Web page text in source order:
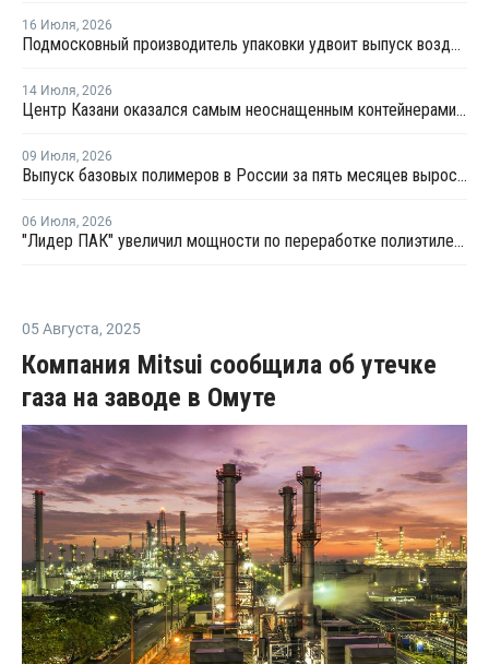
16 Июля, 2026
Подмосковный производитель упаковки удвоит выпуск воздушно-пузырчатой пленки до 30 млн кв. метров в год
14 Июля, 2026
Центр Казани оказался самым неоснащенным контейнерами раздельного сбора отходов
09 Июля, 2026
Выпуск базовых полимеров в России за пять месяцев вырос на 3,8%
06 Июля, 2026
"Лидер ПАК" увеличил мощности по переработке полиэтилена
05 Августа, 2025
Компания Mitsui сообщила об утечке
газа на заводе в Омуте